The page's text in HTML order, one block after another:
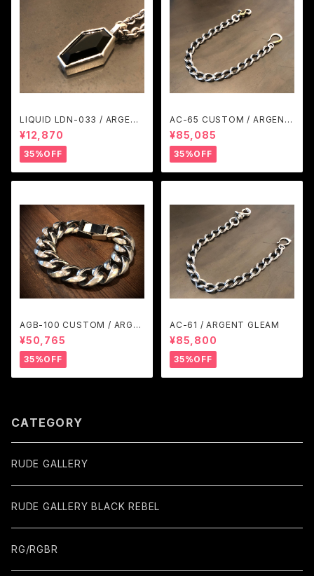
LIQUID LDN-033 / ARGENT
GLEAM
¥12,870
35%OFF
AC-65 CUSTOM / ARGENT
GLEAM
¥85,085
35%OFF
AGB-100 CUSTOM / ARGE
NT GLEAM
¥50,765
35%OFF
AC-61 / ARGENT GLEAM
¥85,800
35%OFF
CATEGORY
RUDE GALLERY
RUDE GALLERY BLACK REBEL
RG/RGBR